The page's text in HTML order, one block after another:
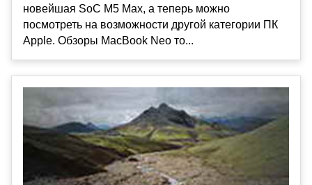
новейшая SoC M5 Max, а теперь можно
посмотреть на возможности другой категории ПК
Apple. Обзоры MacBook Neo то...